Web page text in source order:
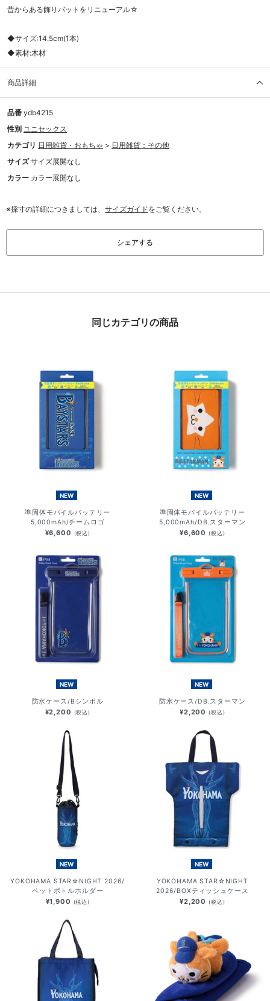
昔からある飾りバットをリニューアル☆
◆サイズ:14.5cm(1本)
◆素材:木材
商品詳細
品番 ydb4215
性別 ユニセックス
カテゴリ 日用雑貨・おもちゃ > 日用雑貨：その他
サイズ サイズ展開なし
カラー カラー展開なし
※採寸の詳細につきましては、 サイズガイドをご覧ください。
シェアする
同じカテゴリの商品
NEW
準固体モバイルバッテリー
5,000mAh/チームロゴ
¥6,600 (税込)
NEW
準固体モバイルバッテリー
5,000mAh/DB.スターマン
¥6,600 (税込)
NEW
防水ケース/Bシンボル
¥2,200 (税込)
NEW
防水ケース/DB.スターマン
¥2,200 (税込)
NEW
YOKOHAMA STAR☆NIGHT 2026/
ペットボトルホルダー
¥1,900 (税込)
NEW
YOKOHAMA STAR☆NIGHT
2026/BOXティッシュケース
¥2,200 (税込)